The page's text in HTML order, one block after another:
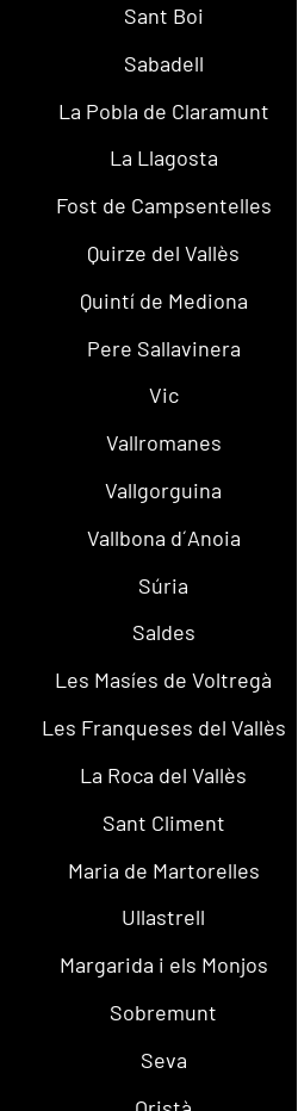
Sant Boi
Sabadell
La Pobla de Claramunt
La Llagosta
Fost de Campsentelles
Quirze del Vallès
Quintí de Mediona
Pere Sallavinera
Vic
Vallromanes
Vallgorguina
Vallbona d´Anoia
Súria
Saldes
Les Masíes de Voltregà
Les Franqueses del Vallès
La Roca del Vallès
Sant Climent
Maria de Martorelles
Ullastrell
Margarida i els Monjos
Sobremunt
Seva